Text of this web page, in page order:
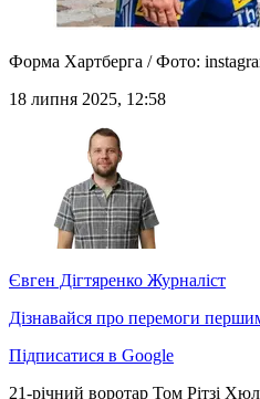
Форма Хартберга / Фото:
18 липня 2025, 12:58
Євген Дігтяренко Журналіст
Дізнавайся про перемоги
Підписатися в Google
21-річний воротар Том Рітзі